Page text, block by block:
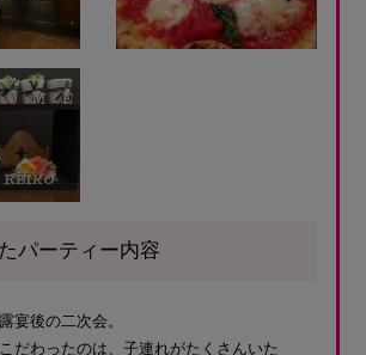
パーティー内容
宴後の二次会。
だわったのは、子連れがたくさんいた